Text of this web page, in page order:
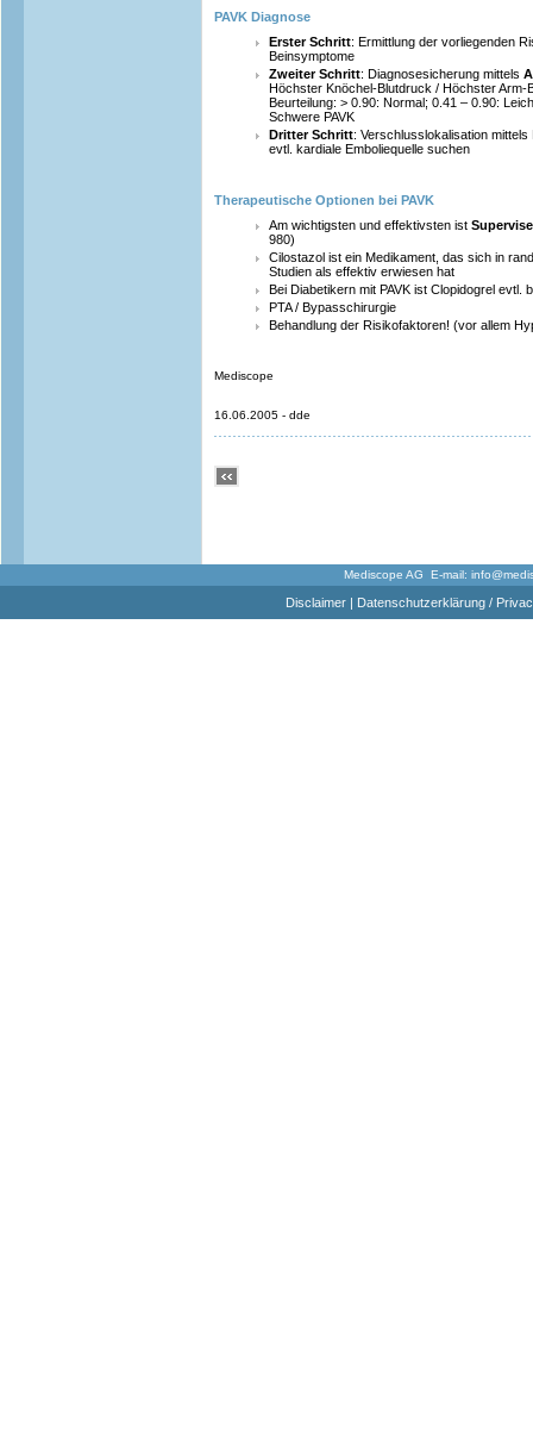
PAVK Diagnose
Erster Schritt: Ermittlung der vorliegenden
Beinsymptome
Zweiter Schritt: Diagnosesicherung mittels
Höchster Knöchel-Blutdruck / Höchster Arm-
Beurteilung: > 0.90: Normal; 0.41 – 0.90:
Schwere PAVK
Dritter Schritt: Verschlusslokalisation
evtl. kardiale Emboliequelle suchen
Therapeutische Optionen bei PAVK
Am wichtigsten und effektivsten ist
980)
Cilostazol ist ein Medikament, das sich in
Studien als effektiv erwiesen hat
Bei Diabetikern mit PAVK ist Clopidogrel evtl.
PTA / Bypasschirurgie
Behandlung der Risikofaktoren! (vor allem
Mediscope
16.06.2005 - dde
Mediscope AG E-mail:
Disclaimer| Datenschutzerklärung /